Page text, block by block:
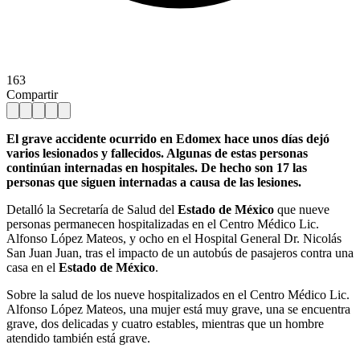
163
Compartir
El grave accidente ocurrido en Edomex hace unos días dejó
varios lesionados y fallecidos. Algunas de estas personas
continúan internadas en hospitales. De hecho son 17 las
personas que siguen internadas a causa de las lesiones.
Detalló la Secretaría de Salud del Estado de México que nueve
personas permanecen hospitalizadas en el Centro Médico Lic.
Alfonso López Mateos, y ocho en el Hospital General Dr. Nicolás
San Juan Juan, tras el impacto de un autobús de pasajeros contra una
casa en el Estado de México.
Sobre la salud de los nueve hospitalizados en el Centro Médico Lic.
Alfonso López Mateos, una mujer está muy grave, una se encuentra
grave, dos delicadas y cuatro estables, mientras que un hombre
atendido también está grave.